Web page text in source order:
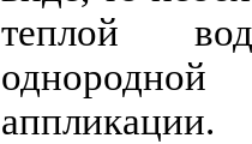
теплой
аппликации.